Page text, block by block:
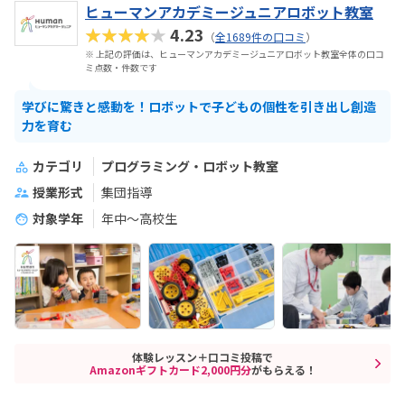
ヒューマンアカデミージュニアロボット教室
★★★★★4.23 （全1689件の口コミ）
※ 上記の評価は、ヒューマンアカデミージュニアロボット教室全体の口コ
ミ点数・件数です
学びに驚きと感動を！ロボットで子どもの個性を引き出し創造
力を育む
カテゴリ
プログラミング・ロボット教室
授業形式
集団指導
対象学年
年中～高校生
体験レッスン＋口コミ投稿で
Amazonギフトカード2,000円分がもらえる！